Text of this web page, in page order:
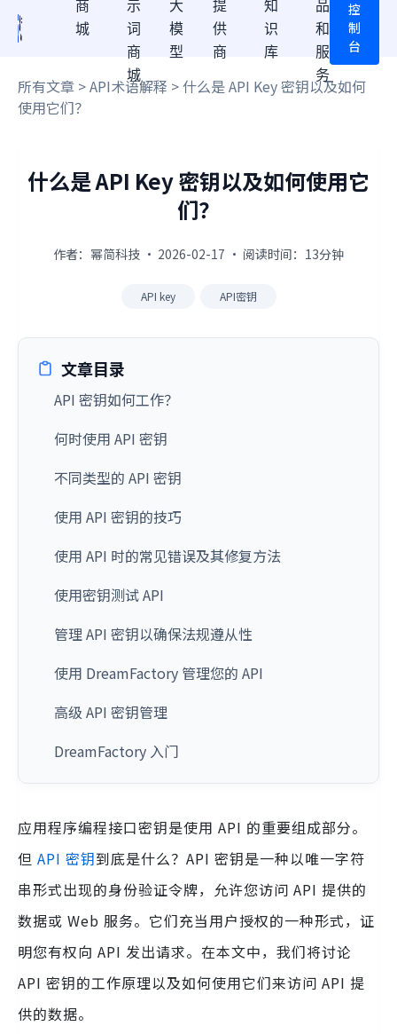
商
城
示
词
商
城
大
模
型
提
供
商
知
识
库
品
和
服
务
控
制
台
所有文章 >API术语解释 > 什么是 API Key 密钥以及如何
使用它们？
什么是 API Key 密钥以及如何使用它
们？
作者：幂简科技 · 2026-02-17 · 阅读时间：13分钟
API key API密钥
文章目录
API 密钥如何工作？
何时使用 API 密钥
不同类型的 API 密钥
使用 API 密钥的技巧
使用 API 时的常见错误及其修复方法
使用密钥测试 API
管理 API 密钥以确保法规遵从性
使用 DreamFactory 管理您的 API
高级 API 密钥管理
DreamFactory 入门
应用程序编程接口密钥是使用 API 的重要组成部分。
但 API 密钥到底是什么？API 密钥是一种以唯一字符
串形式出现的身份验证令牌，允许您访问 API 提供的
数据或 Web 服务。它们充当用户授权的一种形式，证
明您有权向 API 发出请求。在本文中，我们将讨论
API 密钥的工作原理以及如何使用它们来访问 API 提
供的数据。